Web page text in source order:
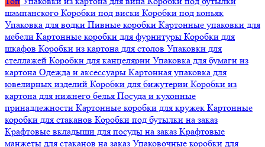
шампанского Коробки под виски Коробки под коньяк
Упаковка для водки Пивные коробки Картонные упаковки для
мебели Картонные коробки для фурнитуры Коробки для
шкафов Коробки из картона для столов Упаковки для
стеллажей Коробки для канцелярии Упаковка для бумаги из
картона Одежда и аксессуары Картонная упаковка для
ювелирных изделий Коробки для бижутерии Коробки из
картона для нижнего белья Посуда и кухонные
принадлежности Картонные коробки для кружек Картонные
коробки для стаканов Коробки под бутылки на заказ
Крафтовые вкладыши для посуды на заказ Крафтовые
манжеты для стаканов на заказ Упаковочные коробки для